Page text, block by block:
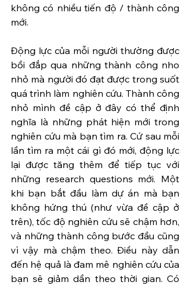
không có nhiều tiến độ / thành công
mới.
Động lực của mỗi người thường được
bồi đắp qua những thành công nho
nhỏ mà người đó đạt được trong suốt
quá trình làm nghiên cứu. Thành công
nhỏ mình đề cập ở đây có thể định
nghĩa là những phát hiện mới trong
nghiên cứu mà bạn tìm ra. Cứ sau mỗi
lần tìm ra một cái gì đó mới, động lực
lại được tăng thêm để tiếp tục với
những research questions mới. Một
khi bạn bắt đầu làm dự án mà bạn
không hứng thú (như vừa đề cập ở
trên), tốc độ nghiên cứu sẽ chậm hơn,
và những thành công bước đầu cũng
vì vậy mà chậm theo. Điều này dẫn
đến hệ quả là đam mê nghiên cứu của
bạn sẽ giảm dần theo thời gian. Có